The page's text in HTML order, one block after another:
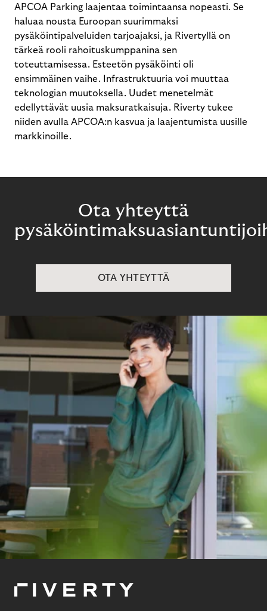
APCOA Parking laajentaa toimintaansa nopeasti. Se
haluaa nousta Euroopan suurimmaksi
pysäköintipalveluiden tarjoajaksi, ja Rivertyllä on
tärkeä rooli rahoituskumppanina sen
toteuttamisessa. Esteetön pysäköinti oli
ensimmäinen vaihe. Infrastruktuuria voi muuttaa
teknologian muutoksella. Uudet menetelmät
edellyttävät uusia maksuratkaisuja. Riverty tukee
niiden avulla APCOA:n kasvua ja laajentumista uusille
markkinoille.
Ota yhteyttä
OTA YHTEYTTÄ